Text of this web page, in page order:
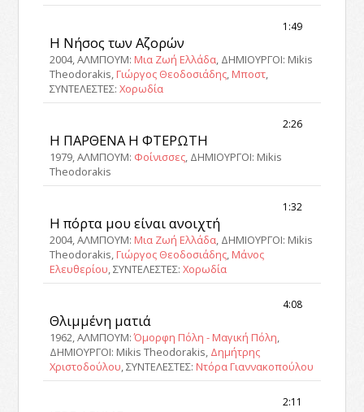
1:49
Η Νήσος των Αζορών
2004, ΑΛΜΠΟΥΜ: Μια Ζωή Ελλάδα, ΔΗΜΙΟΥΡΓΟΙ: Mikis
Theodorakis, Γιώργος Θεοδοσιάδης, Μποστ,
ΣΥΝΤΕΛΕΣΤΕΣ:Χορωδία
2:26
Η ΠΑΡΘΕΝΑ Η ΦΤΕΡΩΤΗ
1979, ΑΛΜΠΟΥΜ: Φοίνισσες, ΔΗΜΙΟΥΡΓΟΙ: Mikis
Theodorakis
1:32
Η πόρτα μου είναι ανοιχτή
2004, ΑΛΜΠΟΥΜ: Μια Ζωή Ελλάδα, ΔΗΜΙΟΥΡΓΟΙ: Mikis
Theodorakis, Γιώργος Θεοδοσιάδης, Μάνος
Ελευθερίου, ΣΥΝΤΕΛΕΣΤΕΣ:Χορωδία
4:08
Θλιμμένη ματιά
1962, ΑΛΜΠΟΥΜ:Όμορφη Πόλη - Μαγική Πόλη,
ΔΗΜΙΟΥΡΓΟΙ: Mikis Theodorakis, Δημήτρης
Χριστοδούλου, ΣΥΝΤΕΛΕΣΤΕΣ: Ντόρα Γιαννακοπούλου
2:11